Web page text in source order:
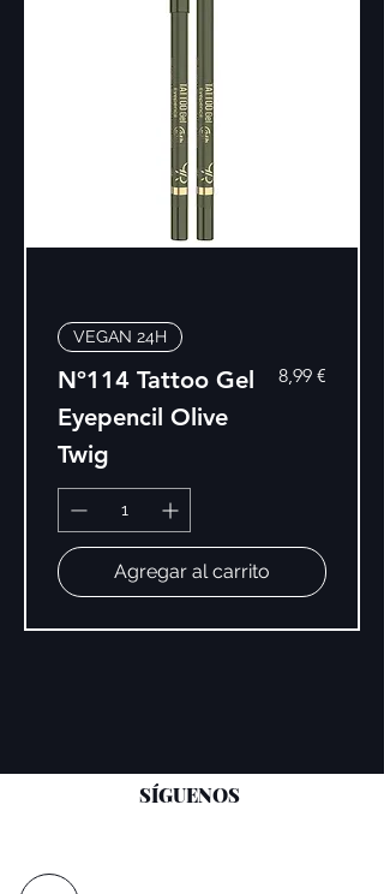
VEGAN 24H
Nº114 Tattoo Gel
Eyepencil Olive
Twig
Precio
8,99 €
Agregar al carrito
SÍGUENOS